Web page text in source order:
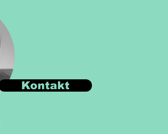
Kontakt